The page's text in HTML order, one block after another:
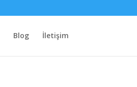
Blog İletişim